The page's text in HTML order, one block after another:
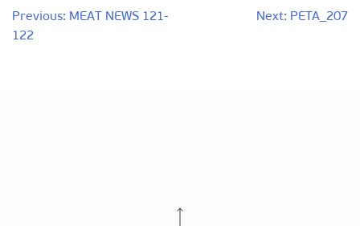
Πλοήγηση
Previous: MEAT NEWS 121-
122
Next: PETA_207